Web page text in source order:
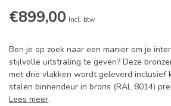
€899,00 Incl. btw
Ben je op zoek naar een manier om je
stijlvolle uitstraling te geven? Deze
met drie vlakken wordt geleverd inclusief
stalen binnendeur in brons (RAL 8014)
Lees meer.